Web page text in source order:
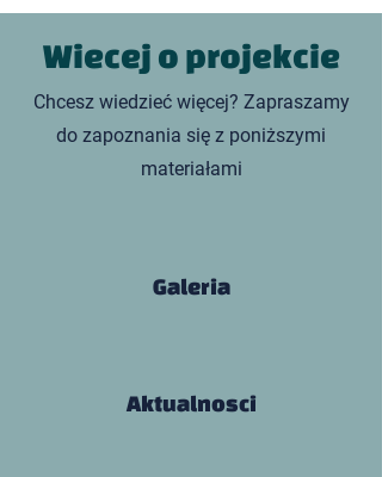
Wiecej o projekcie
Chcesz wiedzieć więcej? Zapraszamy
do zapoznania się z poniższymi
materiałami
Galeria
Aktualnosci